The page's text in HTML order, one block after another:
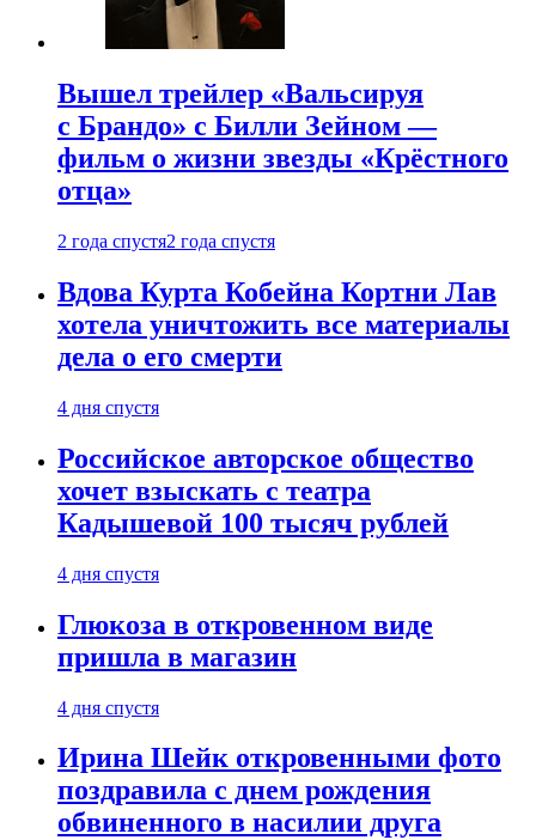
Вышел трейлер «Вальсируя
с Брандо» с Билли Зейном —
фильм о жизни звезды «Крёстного
отца»
2 года спустя2 года спустя
Вдова Курта Кобейна Кортни Лав
хотела уничтожить все материалы
дела о его смерти
4 дня спустя
Российское авторское общество
хочет взыскать с театра
Кадышевой 100 тысяч рублей
4 дня спустя
Глюкоза в откровенном виде
пришла в магазин
4 дня спустя
Ирина Шейк откровенными фото
поздравила с днем рождения
обвиненного в насилии друга